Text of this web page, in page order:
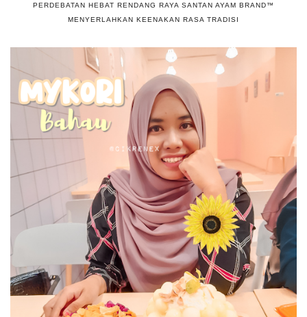
PERDEBATAN HEBAT RENDANG RAYA SANTAN AYAM BRAND™
MENYERLAHKAN KEENAKAN RASA TRADISI